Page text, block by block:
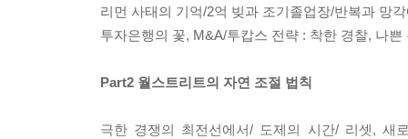
리먼 사태의 기억/2억 빚과 조기졸업장/반복과 망
투자은행의 꽃, M&A/투캅스 전략 : 착한 경찰, 나쁜
Part2 월스트리트의 자연 조절 법칙
극한 경쟁의 최전선에서/ 도제의 시간/ 리셋,